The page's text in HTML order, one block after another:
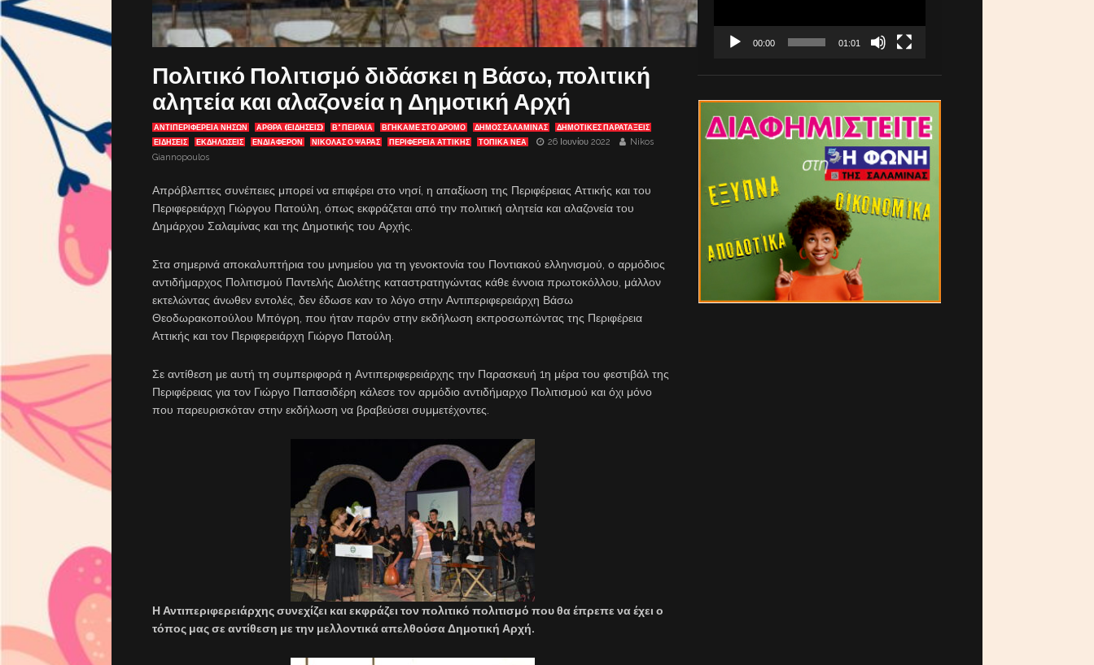
Πολιτικό Πολιτισμό διδάσκει η Βάσω, πολιτική
αλητεία και αλαζονεία η Δημοτική Αρχή
ΑΝΤΙΠΕΡΙΦΈΡΕΙΑ ΝΉΣΩΝ ΑΡΘΡΑ (ΕΙΔΗΣΕΙΣ) Β' ΠΕΙΡΑΙΑ ΒΓΉΚΑΜΕ ΣΤΟ ΔΡΌΜΟ ΔΗΜΟΣ ΣΑΛΑΜΙΝΑΣ
ΔΗΜΟΤΙΚΕΣ ΠΑΡΑΤΑΞΕΙΣ
ΕΙΔΗΣΕΙΣ
ΕΚΔΗΛΏΣΕΙΣ ΕΝΔΙΑΦΈΡΟΝ ΝΙΚΟΛΑΣ Ο ΨΑΡΑΣ ΠΕΡΙΦΕΡΕΙΑ ΑΤΤΙΚΗΣ ΤΟΠΙΚΑ ΝΕΑ 26 Ιουνίου 2022
Nikos
Giannopoulos
Απρόβλεπτες συνέπειες μπορεί να επιφέρει στο νησί, η απαξίωση της Περιφέρειας Αττικής και του
Περιφερειάρχη Γιώργου Πατούλη, όπως εκφράζεται από την πολιτική αλητεία και αλαζονεία του
Δημάρχου Σαλαμίνας και της Δημοτικής του Αρχής.
Στα σημερινά αποκαλυπτήρια του μνημείου για τη γενοκτονία του Ποντιακού ελληνισμού, ο αρμόδιος
αντιδήμαρχος Πολιτισμού Παντελής Διολέτης καταστρατηγώντας κάθε έννοια πρωτοκόλλου, μάλλον
εκτελώντας άνωθεν εντολές, δεν έδωσε καν το λόγο στην Αντιπεριφερειάρχη Βάσω
Θεοδωρακοπούλου Μπόγρη, που ήταν παρόν στην εκδήλωση εκπροσωπώντας της Περιφέρεια
Αττικής και τον Περιφερειάρχη Γιώργο Πατούλη.
Σε αντίθεση με αυτή τη συμπεριφορά η Αντιπεριφερειάρχης την Παρασκευή 1η μέρα του φεστιβάλ της
Περιφέρειας για τον Γιώργο Παπασιδέρη κάλεσε τον αρμόδιο αντιδήμαρχο Πολιτισμού και όχι μόνο
που παρευρισκόταν στην εκδήλωση να βραβεύσει συμμετέχοντες.
Η Αντιπεριφερειάρχης συνεχίζει και εκφράζει τον πολιτικό πολιτισμό που θα έπρεπε να έχει ο
τόπος μας σε αντίθεση με την μελλοντικά απελθούσα Δημοτική Αρχή.
00:00 01:01